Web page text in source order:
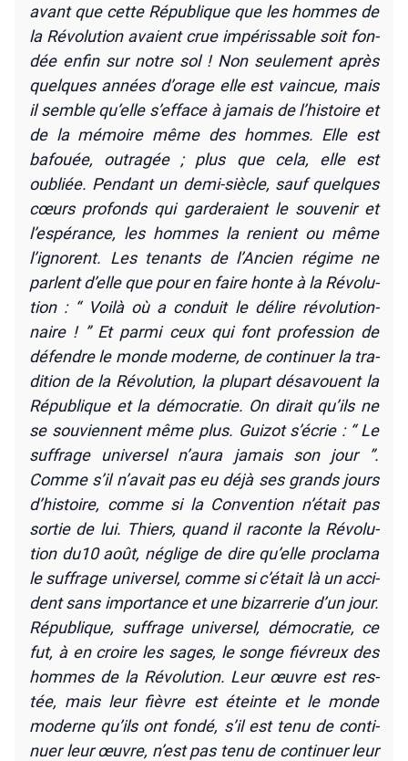
avant que cette Répu­blique que les hommes de
la Révo­lu­tion avaient crue impé­ris­sable soit fon­
dée enfin sur notre sol ! Non seule­ment après
quelques années d’orage elle est vain­cue, mais
il semble qu’elle s’efface à jamais de l’histoire et
de la mémoire même des hommes. Elle est
bafouée, outra­gée ; plus que cela, elle est
oubliée. Pen­dant un demi-siècle, sauf quelques
cœurs pro­fonds qui gar­de­raient le sou­ve­nir et
l’espérance, les hommes la renient ou même
l’ignorent. Les tenants de l’Ancien régime ne
parlent d’elle que pour en faire honte à la Révo­lu­
tion : “ Voi­là où a conduit le délire révo­lu­tion­
naire ! ” Et par­mi ceux qui font pro­fes­sion de
défendre le monde moderne, de conti­nuer la tra­
di­tion de la Révo­lu­tion, la plu­part désa­vouent la
Répu­blique et la démo­cra­tie. On dirait qu’ils ne
se sou­viennent même plus. Gui­zot s’écrie : “ Le
suf­frage uni­ver­sel n’aura jamais son jour ”.
Comme s’il n’avait pas eu déjà ses grands jours
d’histoire, comme si la Conven­tion n’était pas
sor­tie de lui. Thiers, quand il raconte la Révo­lu­
tion du10 août, néglige de dire qu’elle pro­cla­ma
le suf­frage uni­ver­sel, comme si c’était là un acci­
dent sans impor­tance et une bizar­re­rie d’un jour.
Répu­blique, suf­frage uni­ver­sel, démo­cra­tie, ce
fut, à en croire les sages, le songe fié­vreux des
hommes de la Révo­lu­tion. Leur œuvre est res­
tée, mais leur fièvre est éteinte et le monde
moderne qu’ils ont fon­dé, s’il est tenu de conti­
nuer leur œuvre, n’est pas tenu de conti­nuer leur